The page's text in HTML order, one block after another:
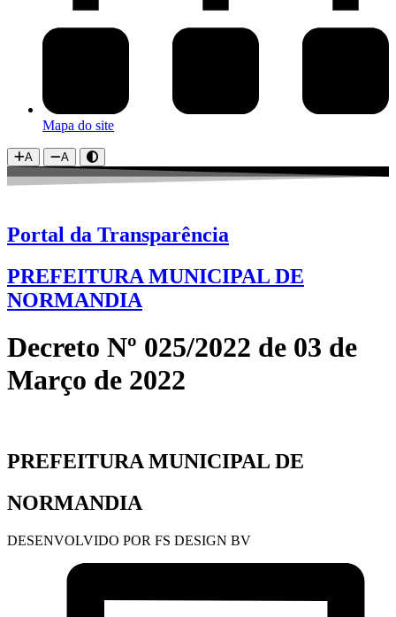
Mapa do site
A A
Portal da Transparência
PREFEITURA MUNICIPAL DE
NORMANDIA
Decreto Nº 025/2022 de 03 de
Março de 2022
PREFEITURA MUNICIPAL DE
NORMANDIA
DESENVOLVIDO POR FS DESIGN BV